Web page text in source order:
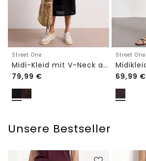
Street One
Midi-Kleid mit V-Neck aus Spitze
79,99 €
Street One
69,99 €
Unsere Bestseller